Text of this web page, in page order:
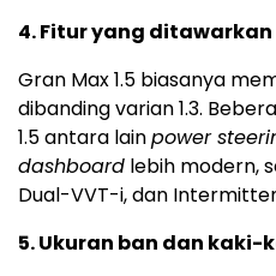
4. Fitur yang ditawarkan
Gran Max 1.5 biasanya
dibanding varian 1.3.
1.5 antara lainpower
dashboard lebih modern,
Dual-VVT-i, dan
5. Ukuran ban dan kaki-